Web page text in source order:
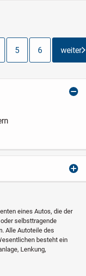
5 6 weiter
eines Autos, die der
selbsttragende
Alle Autoteile des
besteht ein
Lenkung,